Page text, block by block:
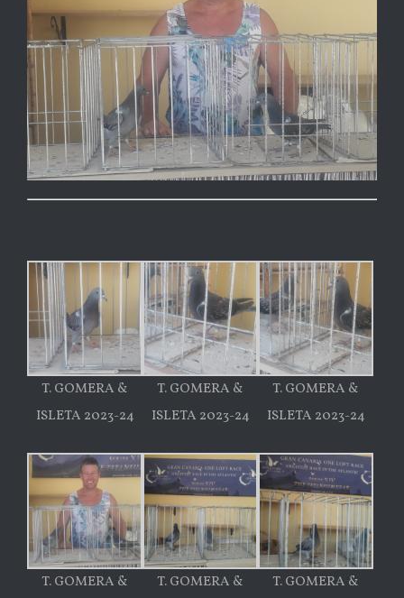
T. GOMERA &
ISLETA 2023-24
T. GOMERA &
ISLETA 2023-24
T. GOMERA &
ISLETA 2023-24
T. GOMERA &
T. GOMERA &
T. GOMERA &